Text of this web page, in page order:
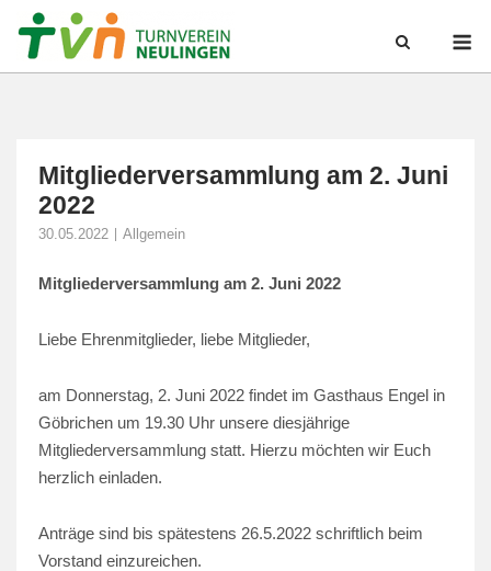
Mitgliederversammlung am 2. Juni
2022
30.05.2022 Allgemein
Mitgliederversammlung am 2. Juni 2022
Liebe Ehrenmitglieder, liebe Mitglieder,
am Donnerstag, 2. Juni 2022 findet im Gasthaus Engel in
Göbrichen um 19.30 Uhr unsere diesjährige
Mitgliederversammlung statt. Hierzu möchten wir Euch
herzlich einladen.
Anträge sind bis spätestens 26.5.2022 schriftlich beim
Vorstand einzureichen.